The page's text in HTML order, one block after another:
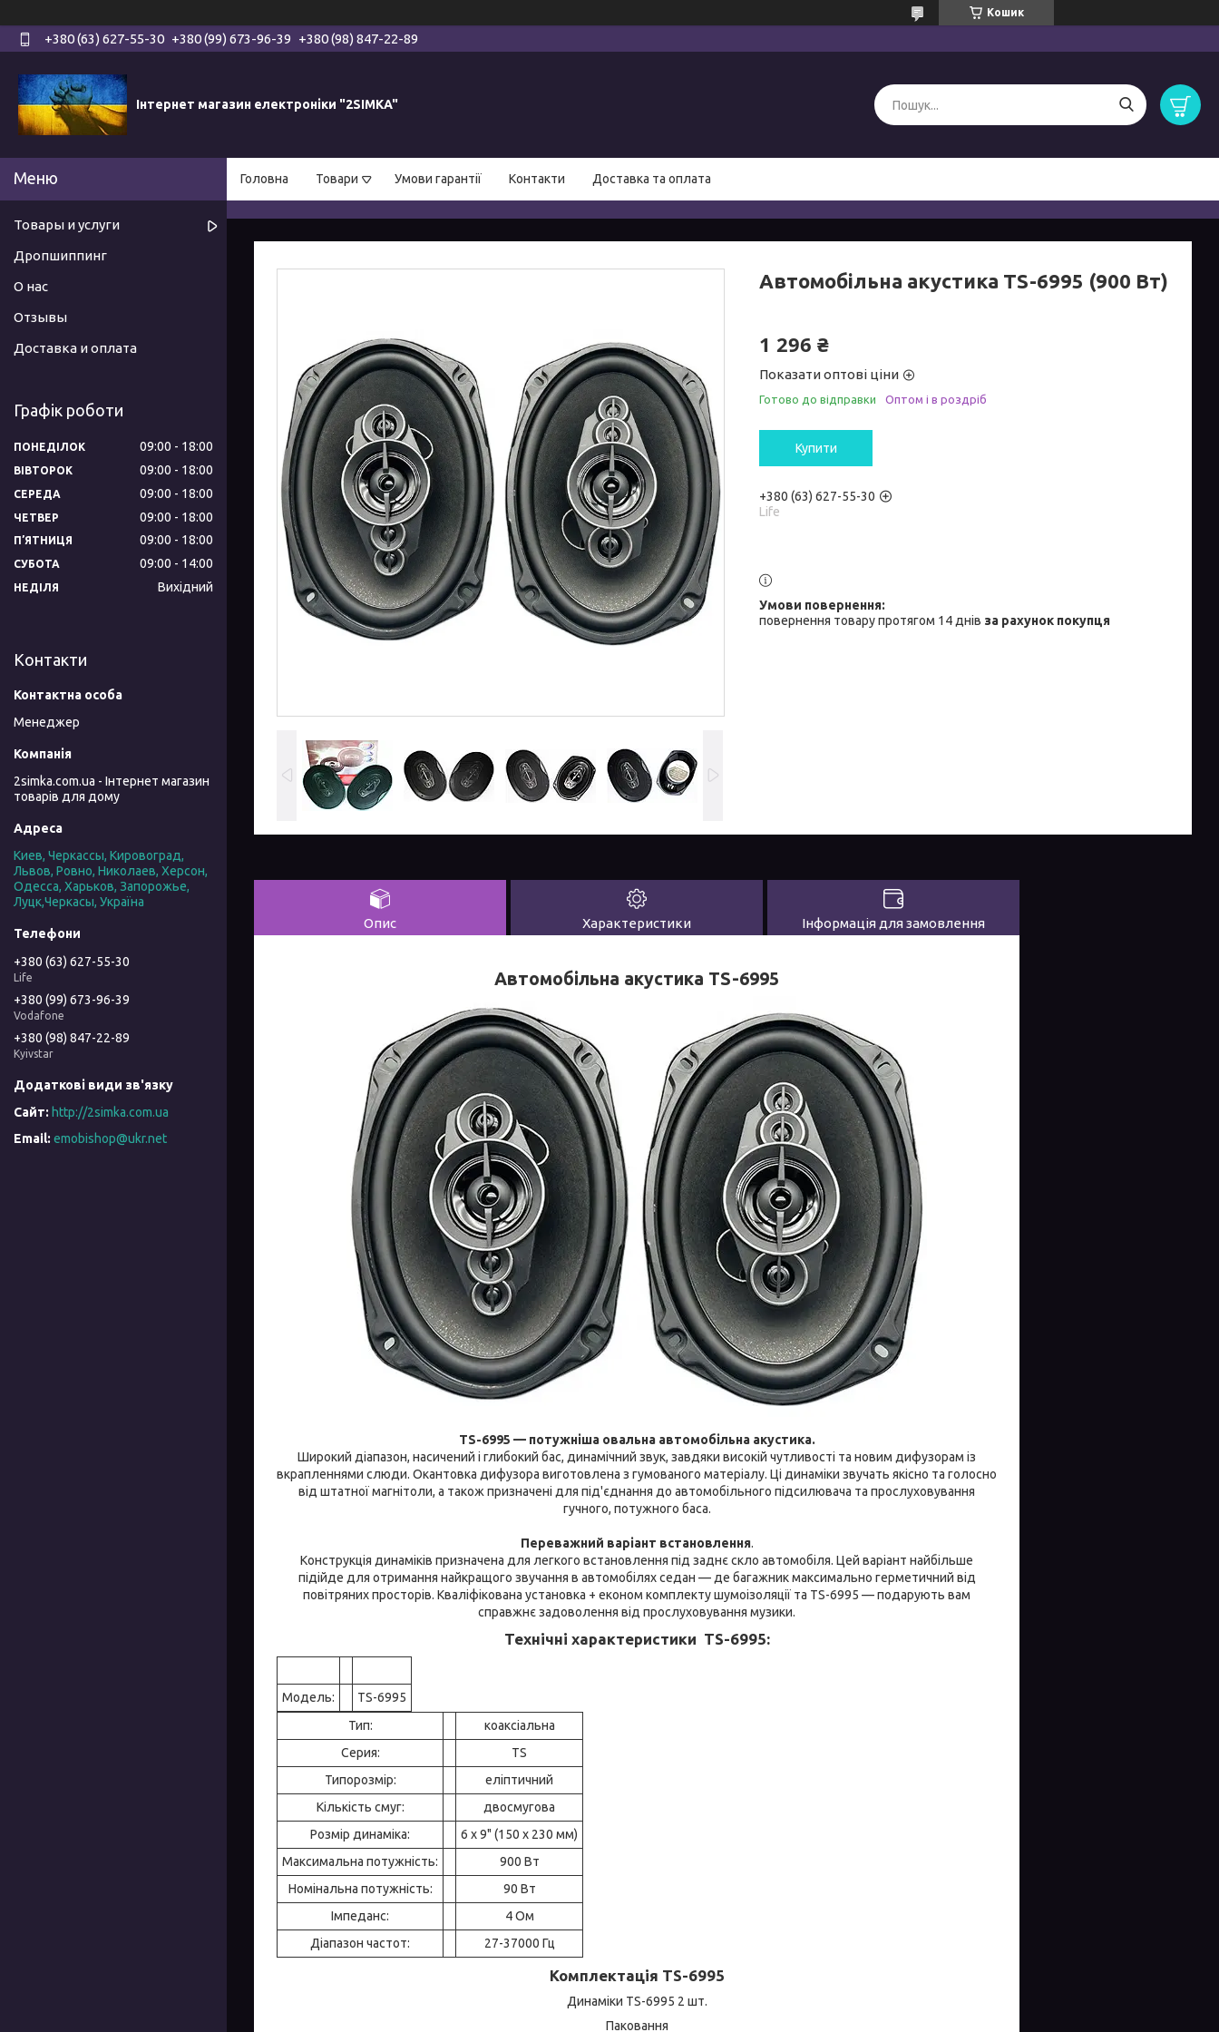
Кошик
+380 (63) 627-55-30 +380 (99) 673-96-39 +380 (98) 847-22-89
Інтернет магазин електроніки "2SIMKA"
Головна Товари Умови гарантії Контакти Доставка та оплата
Автомобільна акустика TS-6995 (900 Вт)
1 296 ₴
Показати оптові ціни
Готово до відправки Оптом і в роздріб
Купити
+380 (63) 627-55-30
Life
повернення товару протягом 14 днів за рахунок покупця
Опис Характеристики Інформація для замовлення
Автомобільна акустика TS-6995
TS-6995 — потужніша овальна автомобільна акустика.
Широкий діапазон, насичений і глибокий бас, динамічний звук, завдяки високій чутливості та новим дифузорам із
вкрапленнями слюди. Окантовка дифузора виготовлена з гумованого матеріалу. Ці динаміки звучать якісно та голосно
від штатної магнітоли, а також призначені для під'єднання до автомобільного підсилювача та прослуховування
гучного, потужного баса.
Переважний варіант встановлення.
Конструкція динаміків призначена для легкого встановлення під заднє скло автомобіля. Цей варіант найбільше
підійде для отримання найкращого звучання в автомобілях седан — де багажник максимально герметичний від
повітряних просторів. Кваліфікована установка + економ комплекту шумоізоляції та TS-6995 — подарують вам
справжнє задоволення від прослуховування музики.
Технічні характеристики TS-6995:
Модель:
TS-6995
Тип:
коаксіальна
Серия:
TS
Типорозмір:
еліптичний
Кількість смуг:
двосмугова
Розмір динаміка:
6 x 9" (150 x 230 мм)
Максимальна потужність:
900 Вт
Номінальна потужність:
90 Вт
Імпеданс:
4 Ом
Діапазон частот:
27-37000 Гц
Комплектація TS-6995
Динаміки TS-6995 2 шт.
Паковання
Товары и услуги
Дропшиппинг
О нас
Отзывы
Доставка и оплата
Графік роботи
ПОНЕДІЛОК 09:00 18:00
ВІВТОРОК 09:00 18:00
СЕРЕДА 09:00 18:00
ЧЕТВЕР 09:00 18:00
ПʼЯТНИЦЯ 09:00 18:00
СУБОТА 09:00 14:00
НЕДІЛЯ Вихідний
Контакти
Менеджер
2simka.com.ua - Інтернет магазин
товарів для дому
Киев, Черкассы, Кировоград,
Львов, Ровно, Николаев, Херсон,
Одесса, Харьков, Запорожье,
Луцк,Черкасы, Україна
+380 (63) 627-55-30
Life
+380 (99) 673-96-39
Vodafone
+380 (98) 847-22-89
Kyivstar
http://2simka.com.ua
emobishop@ukr.net